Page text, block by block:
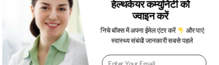
किडनी का सबसे अच्छा इलाज (kidney best
treatment in india)
हेल्थकेयर कम्युनिटी को
ज्वाइन करें
निचे बॉक्स में अपना ईमेल एंटर करें
और पाएं
स्वास्थ्य संबंधी जानकारी सबसे पहले